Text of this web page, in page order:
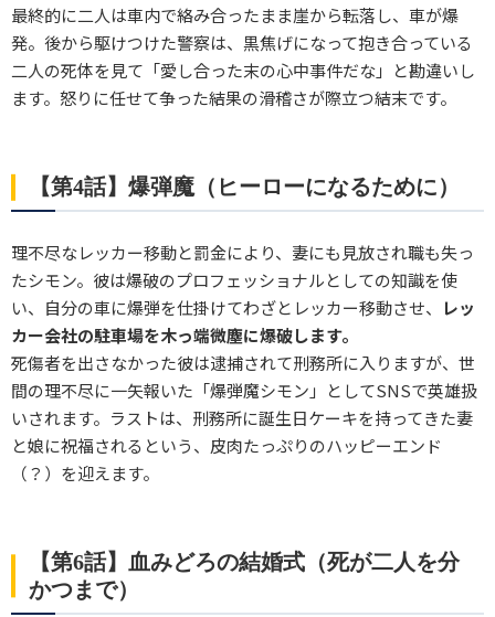
最終的に二人は車内で絡み合ったまま崖から転落し、車が爆
発。後から駆けつけた警察は、黒焦げになって抱き合っている
二人の死体を見て「愛し合った末の心中事件だな」と勘違いし
ます。怒りに任せて争った結果の滑稽さが際立つ結末です。
【第4話】爆弾魔（ヒーローになるために）
理不尽なレッカー移動と罰金により、妻にも見放され職も失っ
たシモン。彼は爆破のプロフェッショナルとしての知識を使
い、自分の車に爆弾を仕掛けてわざとレッカー移動させ、
レッ
カー会社の駐車場を木っ端微塵に爆破します。
死傷者を出さなかった彼は逮捕されて刑務所に入りますが、世
間の理不尽に一矢報いた「爆弾魔シモン」としてSNSで英雄扱
いされます。ラストは、刑務所に誕生日ケーキを持ってきた妻
と娘に祝福されるという、皮肉たっぷりのハッピーエンド
（？）を迎えます。
【第6話】血みどろの結婚式（死が二人を分
かつまで）